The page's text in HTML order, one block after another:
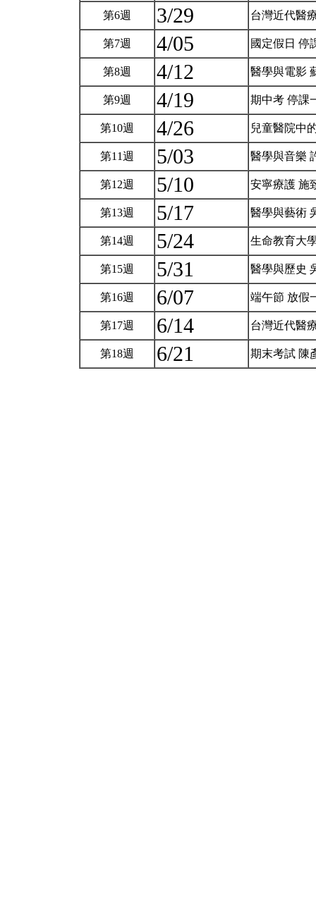
第6週 3/29 台灣近代醫
第7週 4/05 國定假日 停
第8週 4/12 醫學與電影
第9週 4/19 期中考 停課
第10週 4/26 兒童醫院中
第11週 5/03 醫學與音樂
第12週 5/10 安寧療護 施
第13週 5/17 醫學與藝術
第14週 5/24 生命教育大
第15週 5/31 醫學與歷史
第16週 6/07 端午節 放假
第17週 6/14 台灣近代醫
第18週 6/21 期末考試 陳